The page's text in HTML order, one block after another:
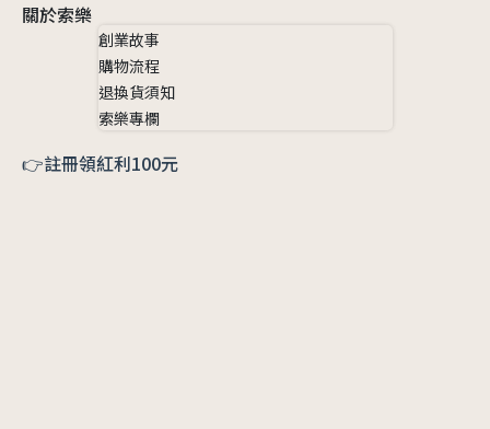
關於索樂
創業故事
購物流程
退換貨須知
索樂專欄
👉註冊領紅利100元